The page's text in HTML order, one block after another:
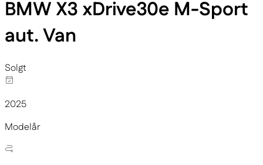
BMW X3 xDrive30e M-Sport
aut. Van
Solgt
2025
Modelår